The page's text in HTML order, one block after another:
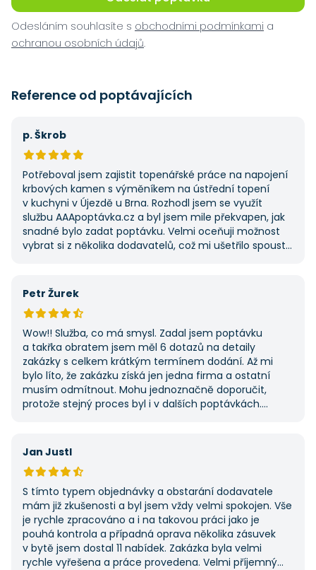
Odesláním souhlasíte s obchodními podmínkami a
ochranou osobních údajů.
Reference od poptávajících
p. Škrob
Potřeboval jsem zajistit topenářské práce na napojení
krbových kamen s výměníkem na ústřední topení
v kuchyni v Újezdě u Brna. Rozhodl jsem se využít
službu AAApoptávka.cz a byl jsem mile překvapen, jak
snadné bylo zadat poptávku. Velmi oceňuji možnost
vybrat si z několika dodavatelů, což mi ušetřilo spoustu
potřebovat další řemeslné práce.
Petr Žurek
Wow!! Služba, co má smysl. Zadal jsem poptávku
a takřka obratem jsem měl 6 dotazů na detaily
zakázky s celkem krátkým termínem dodání. Až mi
bylo líto, že zakázku získá jen jedna firma a ostatní
musím odmítnout. Mohu jednoznačně doporučit,
protože stejný proces byl i v dalších poptávkách.
Jan Justl
S tímto typem objednávky a obstarání dodavatele
mám již zkušenosti a byl jsem vždy velmi spokojen. Vše
je rychle zpracováno a i na takovou práci jako je
pouhá kontrola a případná oprava několika zásuvek
v bytě jsem dostal 11 nabídek. Zakázka byla velmi
rychle vyřešena a práce provedena. Velmi příjemný